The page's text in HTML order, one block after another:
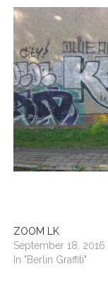
ZOOM LK
September 18, 2016
In "Berlin Graffiti"